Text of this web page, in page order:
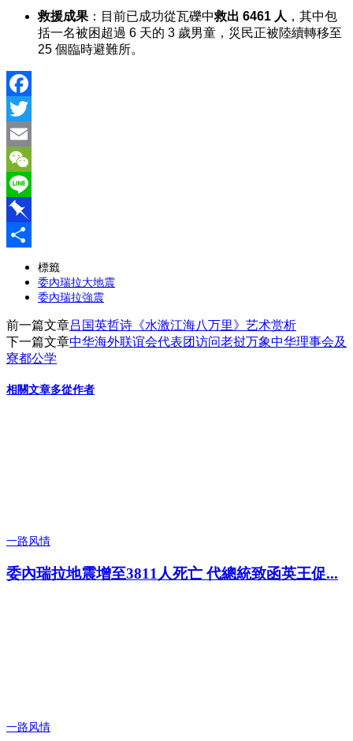
救援成果 ：目前已成功從瓦礫中救出 6461 人 ，其中包
括一名被困超過 6 天的 3 歲男童，災民正被陸續轉移至
25 個臨時避難所。
Facebook
Twitter
Email
WeChat
Line
Pinboard
標籤
委內瑞拉大地震
委內瑞拉強震
前一篇文章吕国英哲诗《水激江海八万里》艺术赏析
下一篇文章中华海外联谊会代表团访问老挝万象中华理事会及
寮都公学
相關文章多從作者
一路风情
委內瑞拉地震增至3811人死亡 代總統致函英王促...
一路风情